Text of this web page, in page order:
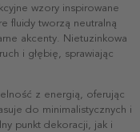
wzory inspirowane
fluidy tworzą neutralną
akcenty. Nietuzinkowa
i głębię, sprawiając
z energią, oferując
do minimalistycznych i
punkt dekoracji, jak i